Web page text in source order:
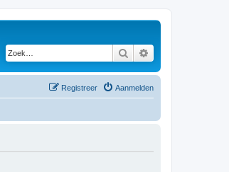
Zoek
Aanmelden
Registreer